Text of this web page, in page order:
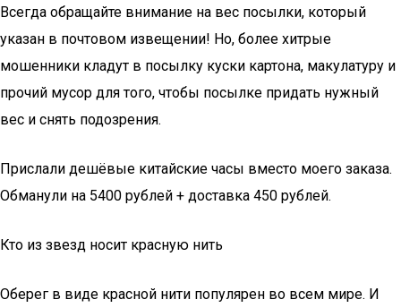
Всегда обращайте внимание на вес посылки, который
указан в почтовом извещении! Но, более хитрые
мошенники кладут в посылку куски картона, макулатуру и
прочий мусор для того, чтобы посылке придать нужный
вес и снять подозрения.
Прислали дешёвые китайские часы вместо моего заказа.
Обманули на 5400 рублей + доставка 450 рублей.
Кто из звезд носит красную нить
Оберег в виде красной нити популярен во всем мире. И